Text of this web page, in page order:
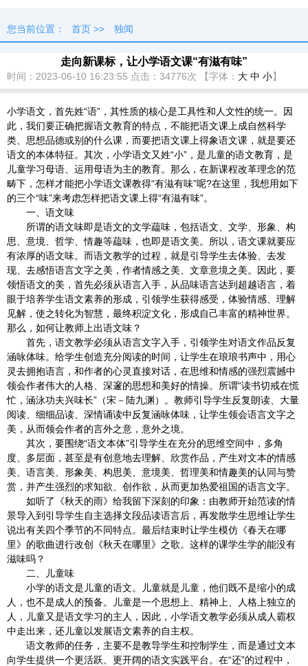
您当前位置： 首页 >> 独闻
走向新课标，让小学语文课“有滋有味”
时间：2023-06-10 16:23:55 点击： 34776次 【字体： 大 中 小】
小学语文，首先姓“语”，其性质的核心是工具性和人文性的统一。因
此，我们要正确把握语文教育的特点，不能把语文课上成自然科学
类、思想品德或别的什么课，而要把语文课上得象语文课，就是要还
语文的本体特征。其次，小学语文又姓“小”，是儿童的语文教育，是
儿童学习母语、运用母语为主的教育。那么，在新课程改革理念的范
畴下，怎样才能把小学语文课教得“有滋有味”呢?在这里，我想用如下
的三个“味”来考虑怎样把语文课上得“有滋有味”。
一、语文味
所谓的语文味即是语文的文学藴味，包括语文、文学、形象、构
思、意境、哲学、情趣等藴味，也即是语文美。所以，语文课就要应
有浓厚的语文味。而语文教学的过程，就是引导学生去体验、去发
现、去感悟语言文字之美，作者情感之美、文章意境之美。因此，要
领悟语文的美，首先必须从语言入手，从品味语言达到超越语言，着
眼于培养学生语文素养的形成，引领学生获得感受，体验情感、理解
见解，使之转化为智慧，最终积淀文化，形成自己丰富的精神世界。
那么，如何让教师上出语文味？
首先，语文教学必须从语言文字入手，引领学生对语文作品反复
涵咏体味。给学生创造充分阅读的时间，让学生在琅琅书声中，用心
灵去拥抱语言，和作者的心灵直接对话，在思维和情感的强烈震撼中
领会作者伟大的人格、深邃的思想和美好的情操。所谓“读书切戒在慌
忙，涵泳功夫兴味长”（宋－陆九渊）。教师引导学生反复朗读、大量
阅读、细细品读、深情诵读中反复涵咏体味，让学生领会语言文字之
美，从而领会作者的言外之意，意外之境。
其次，要围绕“语文本体”引导学生在充分的思维空间中，多角
度、多层面，甚至是有创意地去理解、欣赏作品，产生对文本的情感
美、语言美、形象美、构思美、意境美、哲理美和情趣美的认同与赞
赏，并产生强烈的求知欲、创作欲，从而更加热爱祖国的语言文字。
如听了《秋天的雨》给我留下深刻的印象：由教师开始范读的情
景导入到引导学生自主选择文段品读语言后，再发散学生思维让学生
说出有关四个季节的不同特点。最后结束时让学生模仿《春天在哪
里》的歌曲进行改创《秋天在哪里》之歌。这样的课学生学的能没有
滋味吗？
二、儿童味
小学的语文是儿童的语文。儿童就是儿童，他们既不是缩小的成
人，也不是成人的预备。儿童是一个思想上、精神上、人格上独立的
人，儿童又是语文学习的主人，因此，小学语文教学必须从成人霸权
中走出来，还儿童以发展语文素养的自主权。
语文教师的任务，主要不是教导学生和控制学生，而是通过文本
向学生提供一个更活跃、更开阔的语文实践平台。在“还”的过程中，